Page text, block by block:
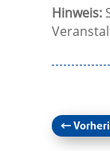
Hinweis:
←